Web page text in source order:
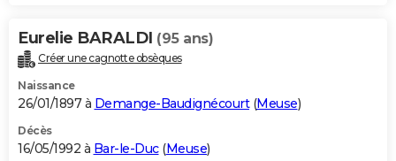
Eurelie BARALDI (95 ans)
Créer une cagnotte obsèques
Naissance
26/01/1897 à Demange-Baudignécourt(Meuse)
Décès
16/05/1992 à Bar-le-Duc(Meuse)